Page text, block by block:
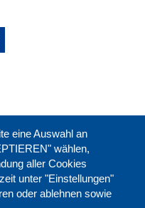
eine Auswahl an
wählen,
aller Cookies
unter "Einstellungen"
oder ablehnen sowie